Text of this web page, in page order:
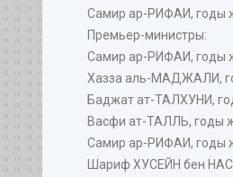
Самир ар-РИФАИ, годы
Премьер-министры:
Самир ар-РИФАИ, годы
Хазза аль-МАДЖАЛИ,
Баджат ат-ТАЛХУНИ,
Васфи ат-ТАЛЛЬ, годы
Самир ар-РИФАИ, годы
Шариф ХУСЕЙН бен